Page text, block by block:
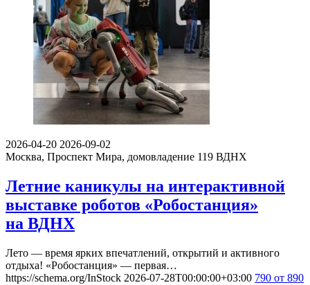
2026-04-20 2026-09-02
Москва, Проспект Мира, домовладение 119 ВДНХ
Летние каникулы на интерактивной
выставке роботов «Робостанция»
на ВДНХ
Лето — время ярких впечатлений, открытий и активного
отдыха! «Робостанция» — первая…
https://schema.org/InStock 2026-07-28T00:00:00+03:00 790 от 890